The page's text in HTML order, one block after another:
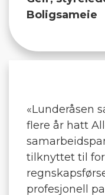
Boligsameie
«Lunderåsen
flere år hatt
tilknyttet til
profesjonell